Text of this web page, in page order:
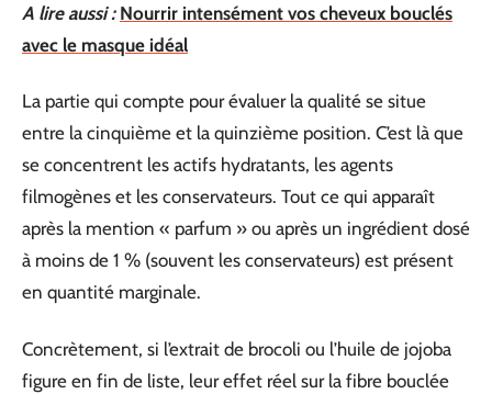
A lire aussi : Nourrir intensément vos cheveux bouclés
avec le masque idéal
La partie qui compte pour évaluer la qualité se situe
entre la cinquième et la quinzième position. C’est là que
se concentrent les actifs hydratants, les agents
filmogènes et les conservateurs. Tout ce qui apparaît
après la mention « parfum » ou après un ingrédient dosé
à moins de 1 % (souvent les conservateurs) est présent
en quantité marginale.
Concrètement, si l’extrait de brocoli ou l’huile de jojoba
figure en fin de liste, leur effet réel sur la fibre bouclée